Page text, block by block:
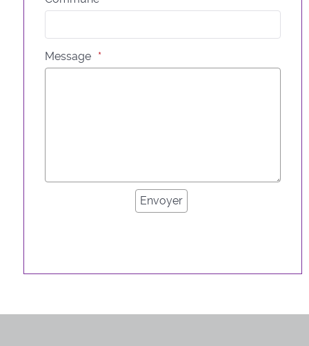
Message